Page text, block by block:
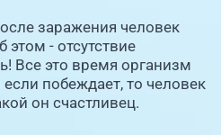
заражения человек
- отсутствие
Все это время организм
побеждает, то человек
он счастливец.